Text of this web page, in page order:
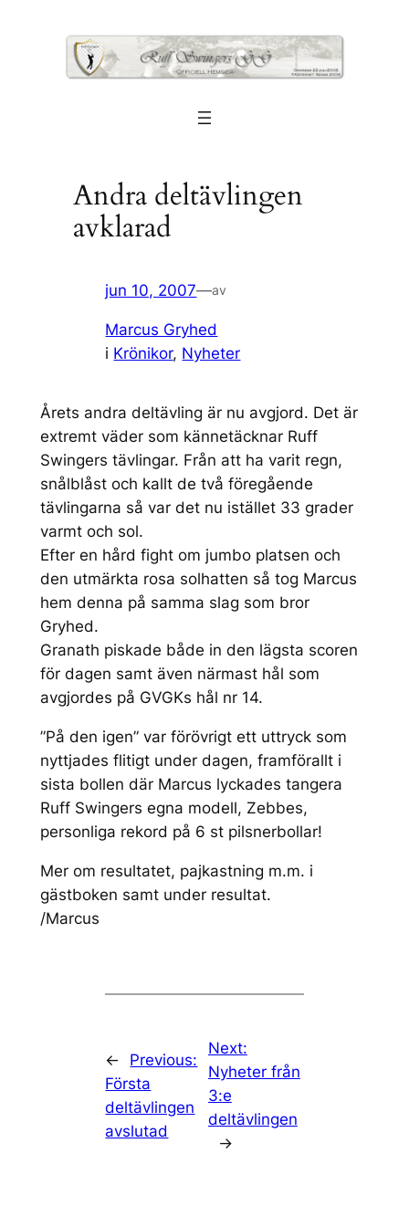
Andra deltävlingen
avklarad
jun 10, 2007—av
Marcus Gryhed
i Krönikor, Nyheter
Årets andra deltävling är nu avgjord. Det är
extremt väder som kännetäcknar Ruff
Swingers tävlingar. Från att ha varit regn,
snålblåst och kallt de två föregående
tävlingarna så var det nu istället 33 grader
varmt och sol.
Efter en hård fight om jumbo platsen och
den utmärkta rosa solhatten så tog Marcus
hem denna på samma slag som bror
Gryhed.
Granath piskade både in den lägsta scoren
för dagen samt även närmast hål som
avgjordes på GVGKs hål nr 14.
”På den igen” var förövrigt ett uttryck som
nyttjades flitigt under dagen, framförallt i
sista bollen där Marcus lyckades tangera
Ruff Swingers egna modell, Zebbes,
personliga rekord på 6 st pilsnerbollar!
Mer om resultatet, pajkastning m.m. i
gästboken samt under resultat.
/Marcus
←
Previous:
Första
deltävlingen
avslutad
Next:
Nyheter från
3:e
deltävlingen
→